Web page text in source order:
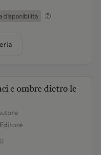
disponibilità
e ombre dietro le